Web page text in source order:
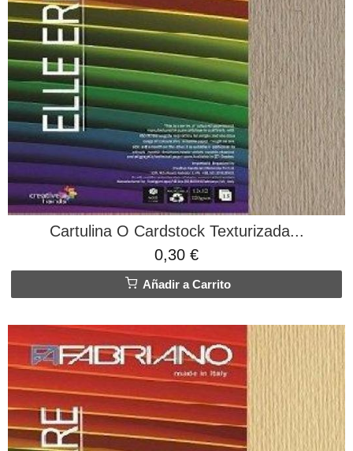
Cartulina O Cardstock Texturizada...
0,30 €
Añadir a Carrito